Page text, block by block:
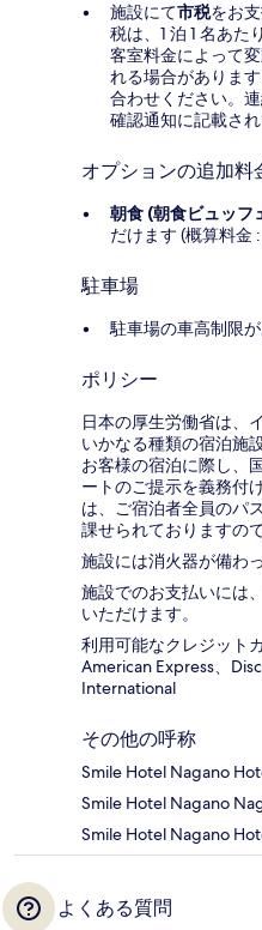
施設にて市税をお
税は、1 泊 1 名あた
客室料金によって
れる場合がありま
合わせください。
確認通知に記載され
オプションの追加料
朝食 (朝食ビュッフ
だけます (概算料金
駐車場
駐車場の車高制限
ポリシー
日本の厚生労働省は、
いかなる種類の宿泊施
お客様の宿泊に際し、
ートのご提示を義務付
は、ご宿泊者全員のパ
課せられておりますの​
施設には消火器が備わ
施設でのお支払いには
いただけます。
利用可能なクレジット
American Express、
International
その他の呼称
Smile Hotel Nagano
Smile Hotel Nagano
Smile Hotel Nagano
よくある質問